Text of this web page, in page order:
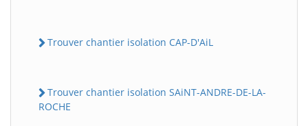
Trouver chantier isolation CAP-D'AiL
Trouver chantier isolation SAiNT-ANDRE-DE-LA-
ROCHE